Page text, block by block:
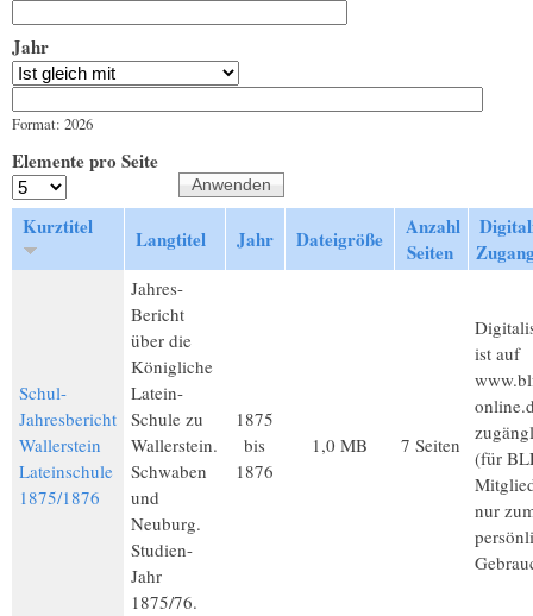
Jahr
Format: 2026
Elemente pro Seite
Kurztitel Langtitel Jahr Dateigröße
Anzahl
Seiten
Schul-
Jahresbericht
Wallerstein
Lateinschule
1875/1876
Jahres-
Bericht
über die
Königliche
Latein-
Schule zu
Wallerstein.
Schwaben
und
Neuburg.
Studien-
Jahr
1875/76.
1875
bis
1876
1,0 MB 7 Seiten
ist auf
(für
nur